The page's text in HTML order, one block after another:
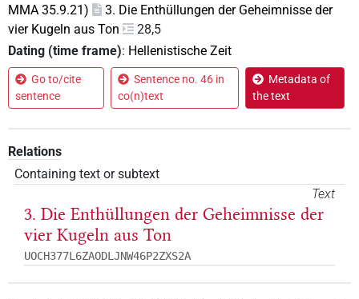
MMA 35.9.21)
3. Die Enthüllungen der Geheimnisse der
vier Kugeln aus Ton
28,5
Dating (time frame): Hellenistische Zeit
Go to/cite
sentence
Sentence no. 46 in
co(n)text
Metadata of
the text
Relations
Containing text or subtext
Text
3. Die Enthüllungen der Geheimnisse der
vier Kugeln aus Ton
UOCH377L6ZAODLJNW46P2ZXS2A